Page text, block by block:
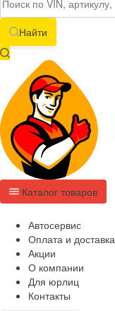
Найти
Каталог товаров
Автосервис
Оплата и доставка
Акции
О компании
Для юрлиц
Контакты